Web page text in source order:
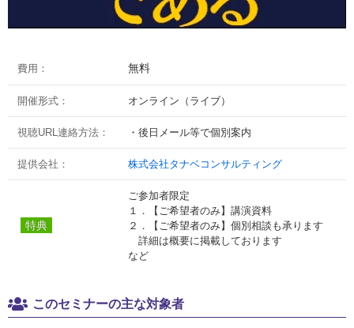
費用： 無料
開催形式： オンライン（ライブ）
視聴URL連絡方法： ・後日メール等で個別案内
提供会社： 株式会社タナベコンサルティング
特典
ご参加者限定
１．【ご希望者のみ】講演資料
２．【ご希望者のみ】個別相談も承ります
詳細は概要に掲載しております
など
このセミナーの主な対象者